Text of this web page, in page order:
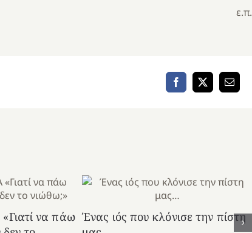
ε.π.
Facebook
X Email
να πάω Ένας ιός που κλόνισε την πίστη